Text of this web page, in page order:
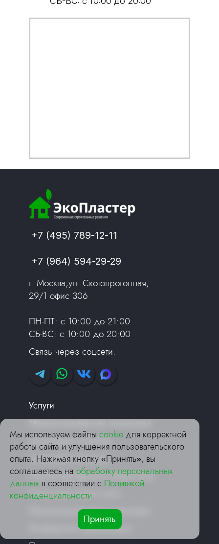
от 800 руб/м2
Мы используем файлы cookieдля корректной
работы сайта и улучшения пользовательского
опыта. Нажимая кнопку «Принять», вы
соглашаетесь на обработку персональных
данных в соответствии с Политикой
конфиденциальности.
Принять
+7 (495) 789-12-11
+7 (964) 594-29-29
г. Москва,ул. Скотопрогонная,
29/1 офис 306
ПН-ПТ: с 10:00 до 21:00
СБ-ВС: с 10:00 до 20:00
Связь через соцсети:
Услуги
Механизированная штукатурка
Штукатурка потолков
Штукатурка фасадов
Механизированная стяжка пола
Полусухая стяжка пола
Механизированная шпаклевка
Возведение перегородок